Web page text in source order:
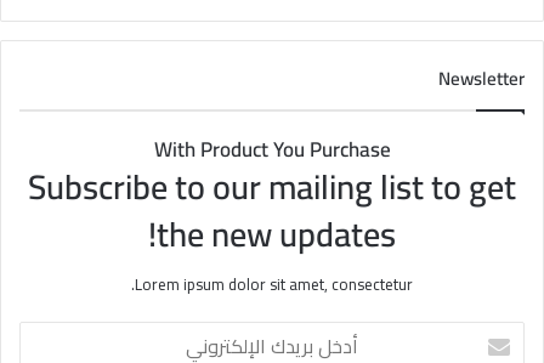
Newsletter
With Product You Purchase
Subscribe to our mailing list to get
the new updates!
Lorem ipsum dolor sit amet, consectetur.